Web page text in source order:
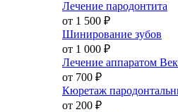
Лечение пародонтита
от 1 500 ₽
Шинирование зубов
от 1 000 ₽
Лечение аппаратом
от 700 ₽
Кюретаж
от 200 ₽